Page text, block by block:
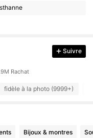
Suivre
Rachat
fidèle à la photo (9999+)
Bijoux & montres